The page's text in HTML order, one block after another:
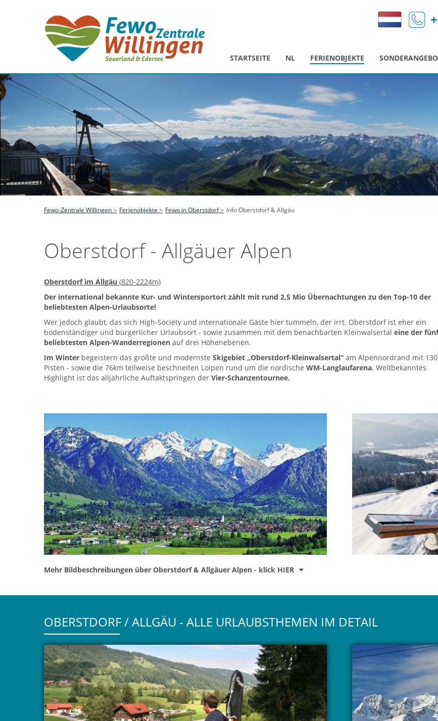
STARTSEITE NL FERIENOBJEKTE
Fewo-Zentrale Willingen Ferienobjekte Fewo in Oberstdorf Info Oberstdorf & Allgäu
Oberstdorf - Allgäuer Alpen
Oberstdorf im Allgäu (820-2224m)
Der international bekannte Kur- und Wintersportort zählt mit rund 2,5 Mio Übernachtungen zu den Top-10 der
beliebtesten Alpen-Urlaubsorte!
Wer jedoch glaubt, das sich High-Society und internationale Gäste hier tummeln, der irrt. Oberstdorf ist eher ein
bodenständiger und bürgerlicher Urlaubsort - sowie zusammen mit dem benachbarten Kleinwalsertal eine der fünf
beliebtesten Alpen-Wanderregionen auf drei Höhenebenen.
Im Winter begeistern das größte und modernste Skigebiet „Oberstdorf-Kleinwalsertal“ am Alpennordrand mit
Pisten - sowie die 76km teilweise beschneiten Loipen rund um die nordische WM-Langlaufarena. Weltbekanntes
Highlight ist das alljährliche Auftaktspringen der Vier-Schanzentournee.
Mehr Bildbeschreibungen über Oberstdorf & Allgäuer Alpen - klick HIER
OBERSTDORF / ALLGÄU - ALLE URLAUBSTHEMEN IM DETAIL